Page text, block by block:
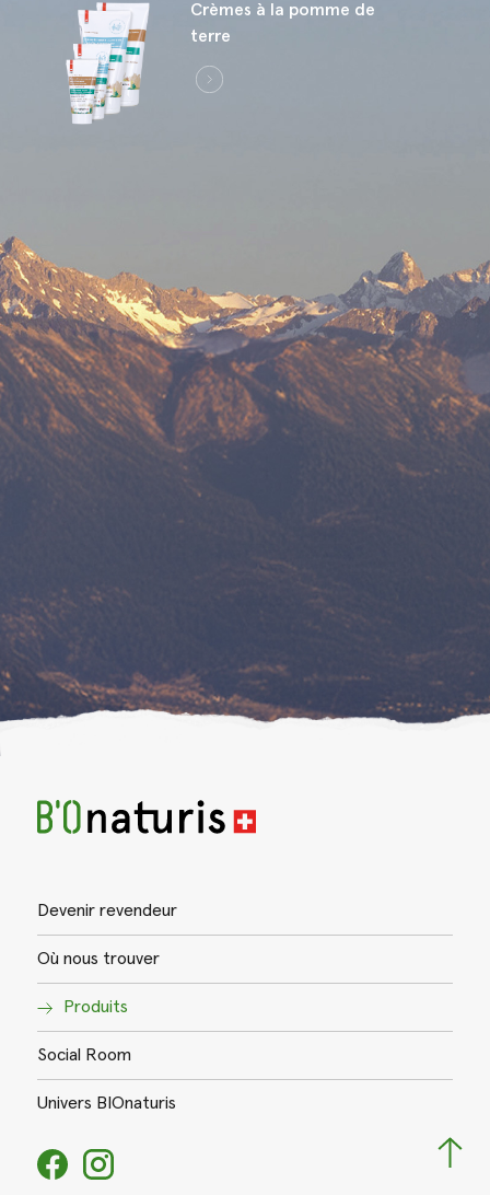
Crèmes à la pomme de
terre
Devenir revendeur
Où nous trouver
Produits
Social Room
Univers BIOnaturis